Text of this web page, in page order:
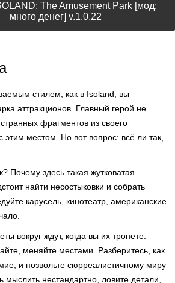
The Amusement Park [мод:
много денег] v.1.0.22
стилем, как в Isoland, вы
аттракционов. Главный герой не
фрагментов из своего
этим местом. Но вот вопрос: всё ли так,
Почему здесь такая жутковатая
найти несостыковки и собрать
карусель, кинотеатр, американские
вокруг ждут, когда вы их тронете:
меняйте местами. Разберитесь, как
и позвольте сюрреалистичному миру
мыслить нестандартно, ловите детали,